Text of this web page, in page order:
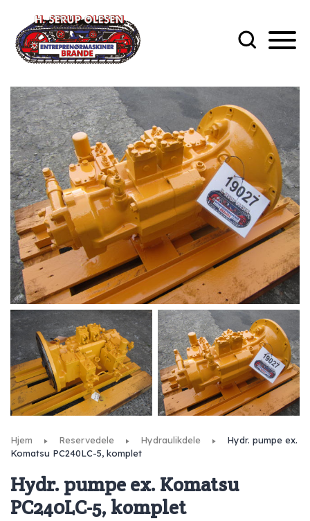
Hjem Reservedele Hydraulikdele
Hydr. pumpe ex.
Komatsu PC240LC-5, komplet
Hydr. pumpe ex. Komatsu
PC240LC-5, komplet